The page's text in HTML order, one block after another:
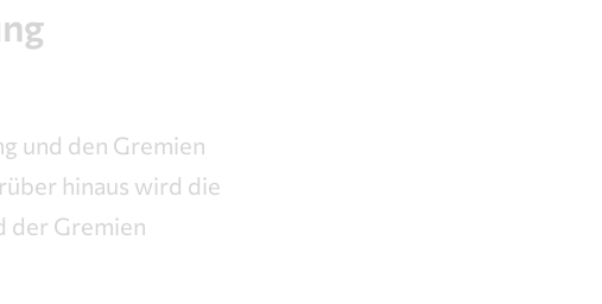
und den Gremien
hinaus wird die
der Gremien